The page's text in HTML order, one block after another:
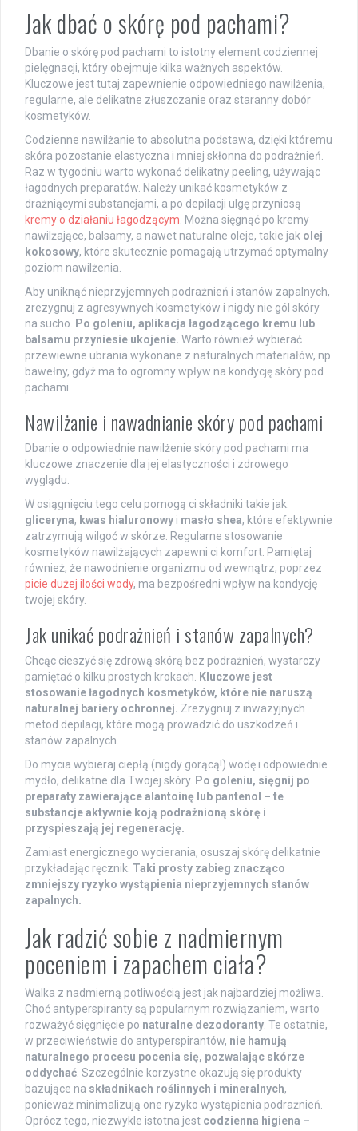
Jak dbać o skórę pod pachami?
Dbanie o skórę pod pachami to istotny element codziennej
pielęgnacji, który obejmuje kilka ważnych aspektów.
Kluczowe jest tutaj zapewnienie odpowiedniego nawilżenia,
regularne, ale delikatne złuszczanie oraz staranny dobór
kosmetyków.
Codzienne nawilżanie to absolutna podstawa, dzięki któremu
skóra pozostanie elastyczna i mniej skłonna do podrażnień.
Raz w tygodniu warto wykonać delikatny peeling, używając
łagodnych preparatów. Należy unikać kosmetyków z
drażniącymi substancjami, a po depilacji ulgę przyniosą
kremy o działaniu łagodzącym. Można sięgnąć po kremy
nawilżające, balsamy, a nawet naturalne oleje, takie jak olej
kokosowy, które skutecznie pomagają utrzymać optymalny
poziom nawilżenia.
Aby uniknąć nieprzyjemnych podrażnień i stanów zapalnych,
zrezygnuj z agresywnych kosmetyków i nigdy nie gól skóry
na sucho. Po goleniu, aplikacja łagodzącego kremu lub
balsamu przyniesie ukojenie. Warto również wybierać
przewiewne ubrania wykonane z naturalnych materiałów, np.
bawełny, gdyż ma to ogromny wpływ na kondycję skóry pod
pachami.
Nawilżanie i nawadnianie skóry pod pachami
Dbanie o odpowiednie nawilżenie skóry pod pachami ma
kluczowe znaczenie dla jej elastyczności i zdrowego
wyglądu.
W osiągnięciu tego celu pomogą ci składniki takie jak:
gliceryna, kwas hialuronowy i masło shea, które efektywnie
zatrzymują wilgoć w skórze. Regularne stosowanie
kosmetyków nawilżających zapewni ci komfort. Pamiętaj
również, że nawodnienie organizmu od wewnątrz, poprzez
picie dużej ilości wody, ma bezpośredni wpływ na kondycję
twojej skóry.
Jak unikać podrażnień i stanów zapalnych?
Chcąc cieszyć się zdrową skórą bez podrażnień, wystarczy
pamiętać o kilku prostych krokach. Kluczowe jest
stosowanie łagodnych kosmetyków, które nie naruszą
naturalnej bariery ochronnej. Zrezygnuj z inwazyjnych
metod depilacji, które mogą prowadzić do uszkodzeń i
stanów zapalnych.
Do mycia wybieraj ciepłą (nigdy gorącą!) wodę i odpowiednie
mydło, delikatne dla Twojej skóry. Po goleniu, sięgnij po
preparaty zawierające alantoinę lub pantenol – te
substancje aktywnie koją podrażnioną skórę i
przyspieszają jej regenerację.
Zamiast energicznego wycierania, osuszaj skórę delikatnie
przykładając ręcznik. Taki prosty zabieg znacząco
zmniejszy ryzyko wystąpienia nieprzyjemnych stanów
zapalnych.
Jak radzić sobie z nadmiernym
poceniem i zapachem ciała?
Walka z nadmierną potliwością jest jak najbardziej możliwa.
Choć antyperspiranty są popularnym rozwiązaniem, warto
rozważyć sięgnięcie po naturalne dezodoranty. Te ostatnie,
w przeciwieństwie do antyperspirantów, nie hamują
naturalnego procesu pocenia się, pozwalając skórze
oddychać. Szczególnie korzystne okazują się produkty
bazujące na składnikach roślinnych i mineralnych,
ponieważ minimalizują one ryzyko wystąpienia podrażnień.
Oprócz tego, niezwykle istotna jest codzienna higiena –